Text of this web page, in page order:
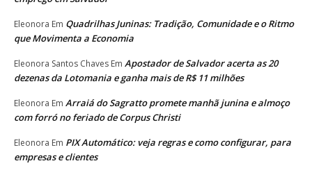
Eleonora Em Quadrilhas Juninas: Tradição, Comunidade e o Ritmo
que Movimenta a Economia
Eleonora Santos Chaves Em Apostador de Salvador acerta as 20
dezenas da Lotomania e ganha mais de R$ 11 milhões
Eleonora Em Arraiá do Sagratto promete manhã junina e almoço
com forró no feriado de Corpus Christi
Eleonora Em PIX Automático: veja regras e como configurar, para
empresas e clientes